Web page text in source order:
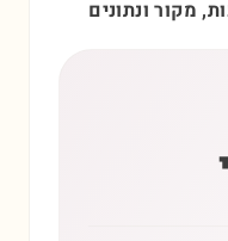
מקור ונתונים